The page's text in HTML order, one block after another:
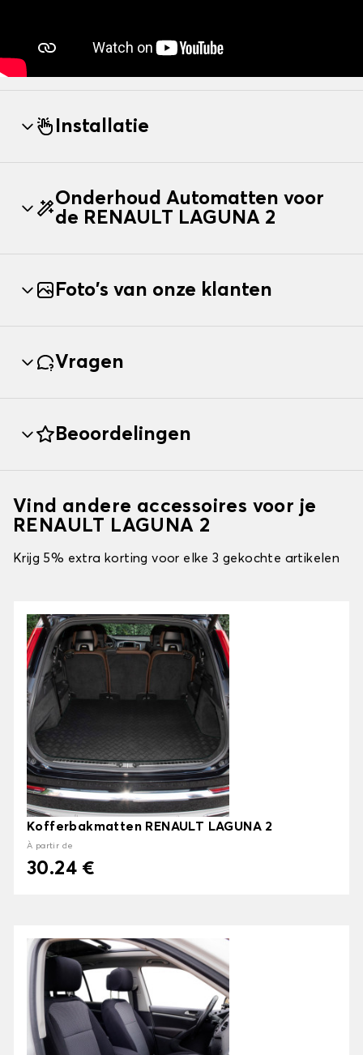
Installatie
Onderhoud Automatten voor
de RENAULT LAGUNA 2
Foto's van onze klanten
Vragen
Beoordelingen
Vind andere accessoires voor je
RENAULT LAGUNA 2
Krijg 5% extra korting voor elke 3 gekochte artikelen
Kofferbakmatten RENAULT LAGUNA 2
À partir de
30.24 €